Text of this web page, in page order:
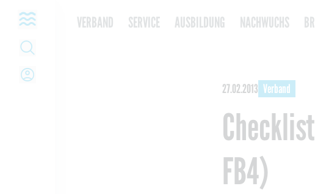
VERBAND SERVICE AUSBILDUNG NACHWUCHS
27.02.2013 Verband
FB4)